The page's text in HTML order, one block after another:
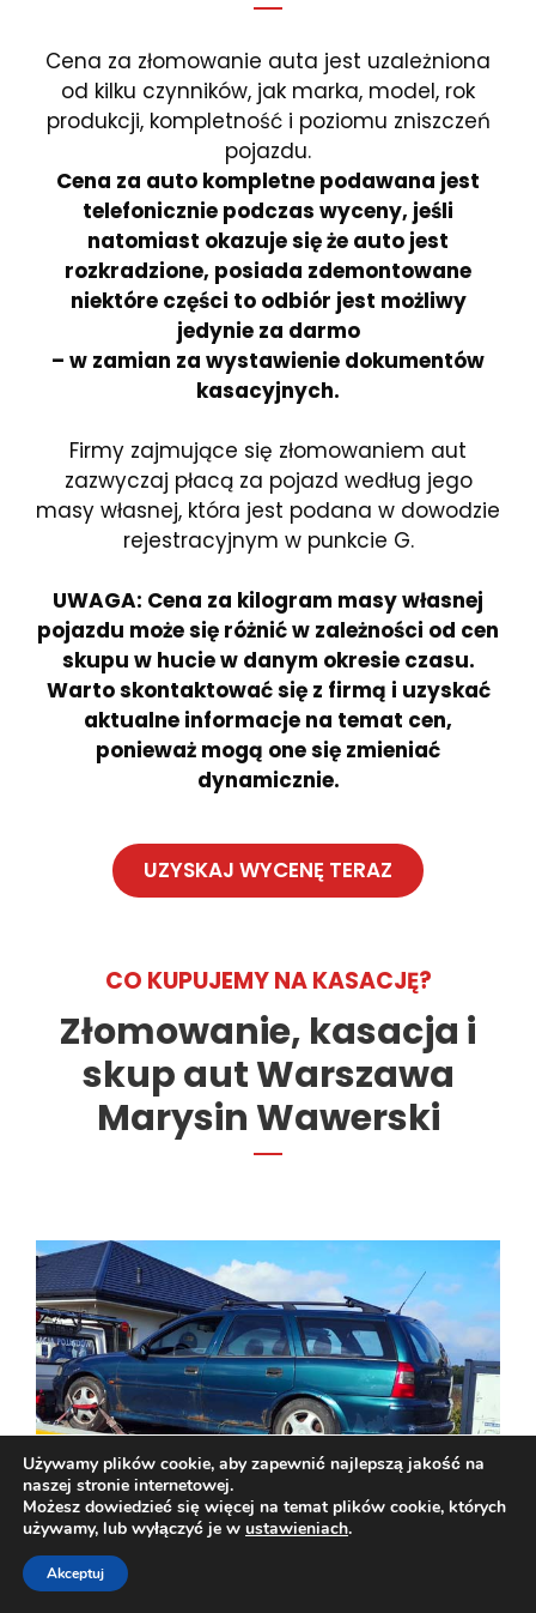
Cena za złomowanie auta jest uzależniona
od kilku czynników, jak marka, model, rok
produkcji, kompletność i poziomu zniszczeń
pojazdu.
Cena za auto kompletne podawana jest
telefonicznie podczas wyceny, jeśli
natomiast okazuje się że auto jest
rozkradzione, posiada zdemontowane
niektóre części to odbiór jest możliwy
jedynie za darmo
– w zamian za wystawienie dokumentów
kasacyjnych.
Firmy zajmujące się złomowaniem aut
zazwyczaj płacą za pojazd według jego
masy własnej, która jest podana w dowodzie
rejestracyjnym w punkcie G.
UWAGA: Cena za kilogram masy własnej
pojazdu może się różnić w zależności od cen
skupu w hucie w danym okresie czasu.
Warto skontaktować się z firmą i uzyskać
aktualne informacje na temat cen,
ponieważ mogą one się zmieniać
dynamicznie.
UZYSKAJ WYCENĘ TERAZ
CO KUPUJEMY NA KASACJĘ?
Złomowanie, kasacja i
skup aut Warszawa
Marysin Wawerski
Używamy plików cookie, aby zapewnić najlepszą jakość na
naszej stronie internetowej.
Możesz dowiedzieć się więcej na temat plików cookie, których
używamy, lub wyłączyć je w ustawieniach.
Akceptuj